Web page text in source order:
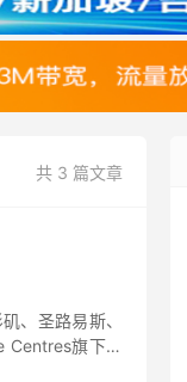
共 3 篇文章
、圣路易斯、
Centres旗下站